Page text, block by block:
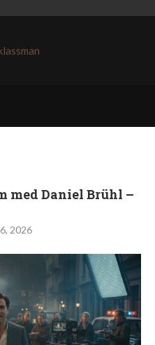
med Daniel Brühl –
2026